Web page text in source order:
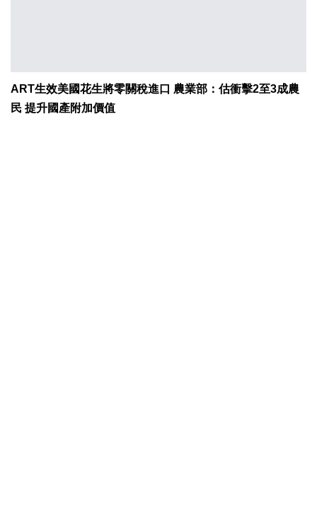
ART生效美國花生將零關稅進口 農業部：估衝擊2至3成農
民 提升國產附加價值